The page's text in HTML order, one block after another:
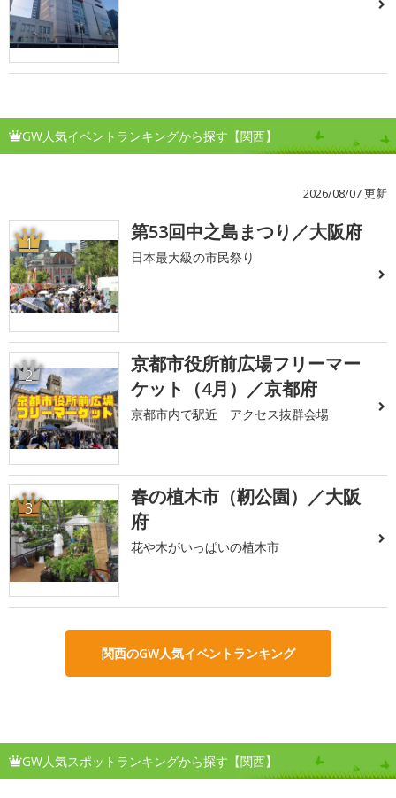
GW人気イベントランキングから探す【関西】
2026/08/07 更新
1 第53回中之島まつり／大阪府
日本最大級の市民祭り
2
京都市役所前広場フリーマー
ケット（4月）／京都府
京都市内で駅近 アクセス抜群会場
3
春の植木市（靭公園）／大阪
府
花や木がいっぱいの植木市
関西のGW人気イベントランキング
GW人気スポットランキングから探す【関西】